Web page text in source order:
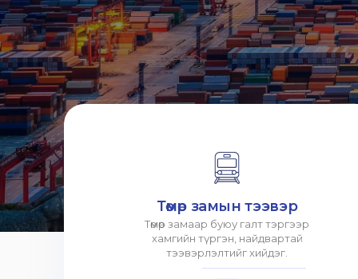
Төмөр замын тээвэр
Төмөр замаар буюу галт тэргээр
хамгийн түргэн, найдвартай
тээвэрлэлтийг хийдэг.